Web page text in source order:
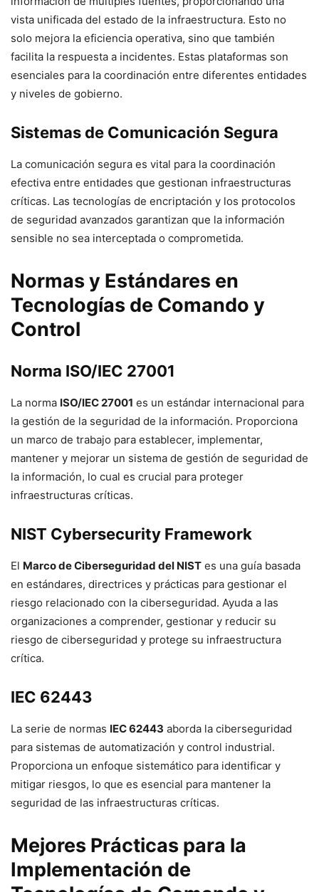
vista unificada del estado de la infraestructura. Esto no
solo mejora la eficiencia operativa, sino que también
facilita la respuesta a incidentes. Estas plataformas son
esenciales para la coordinación entre diferentes entidades
y niveles de gobierno.
Sistemas de Comunicación Segura
La comunicación segura es vital para la coordinación
efectiva entre entidades que gestionan infraestructuras
críticas. Las tecnologías de encriptación y los protocolos
de seguridad avanzados garantizan que la información
sensible no sea interceptada o comprometida.
Normas y Estándares en
Tecnologías de Comando y
Control
Norma ISO/IEC 27001
La norma ISO/IEC 27001 es un estándar internacional para
la gestión de la seguridad de la información. Proporciona
un marco de trabajo para establecer, implementar,
mantener y mejorar un sistema de gestión de seguridad de
la información, lo cual es crucial para proteger
infraestructuras críticas.
NIST Cybersecurity Framework
El Marco de Ciberseguridad del NIST es una guía basada
en estándares, directrices y prácticas para gestionar el
riesgo relacionado con la ciberseguridad. Ayuda a las
organizaciones a comprender, gestionar y reducir su
riesgo de ciberseguridad y protege su infraestructura
crítica.
IEC 62443
La serie de normas IEC 62443 aborda la ciberseguridad
para sistemas de automatización y control industrial.
Proporciona un enfoque sistemático para identificar y
mitigar riesgos, lo que es esencial para mantener la
seguridad de las infraestructuras críticas.
Mejores Prácticas para la
Implementación de